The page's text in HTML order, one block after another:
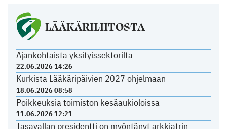
LÄÄKÄRILIITOSTA
Ajankohtaista yksityissektorilta
22.06.2026 14:26
Kurkista Lääkäripäivien 2027 ohjelmaan
18.06.2026 08:58
Poikkeuksia toimiston kesäaukioloissa
11.06.2026 12:21
Tasavallan presidentti on myöntänyt arkkiatrin